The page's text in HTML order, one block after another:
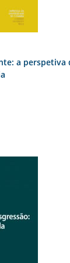
a perspetiva